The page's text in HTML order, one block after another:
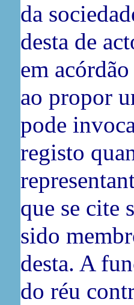
da
desta de
em
ao propor
pode
registo
que se cite
sido
desta. A
do réu